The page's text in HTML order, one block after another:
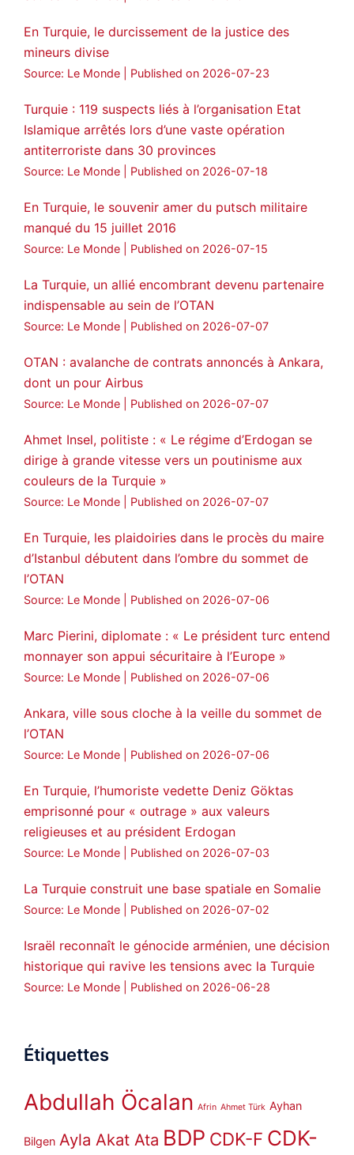
En Turquie, le durcissement de la justice des
mineurs divise
Source: Le Monde Published on 2026-07-23
Turquie : 119 suspects liés à l’organisation Etat
Islamique arrêtés lors d’une vaste opération
antiterroriste dans 30 provinces
Source: Le Monde Published on 2026-07-18
En Turquie, le souvenir amer du putsch militaire
manqué du 15 juillet 2016
Source: Le Monde Published on 2026-07-15
La Turquie, un allié encombrant devenu partenaire
indispensable au sein de l’OTAN
Source: Le Monde Published on 2026-07-07
OTAN : avalanche de contrats annoncés à Ankara,
dont un pour Airbus
Source: Le Monde Published on 2026-07-07
Ahmet Insel, politiste : « Le régime d’Erdogan se
dirige à grande vitesse vers un poutinisme aux
couleurs de la Turquie »
Source: Le Monde Published on 2026-07-07
En Turquie, les plaidoiries dans le procès du maire
d’Istanbul débutent dans l’ombre du sommet de
l’OTAN
Source: Le Monde Published on 2026-07-06
Marc Pierini, diplomate : « Le président turc entend
monnayer son appui sécuritaire à l’Europe »
Source: Le Monde Published on 2026-07-06
Ankara, ville sous cloche à la veille du sommet de
l’OTAN
Source: Le Monde Published on 2026-07-06
En Turquie, l’humoriste vedette Deniz Göktas
emprisonné pour « outrage » aux valeurs
religieuses et au président Erdogan
Source: Le Monde Published on 2026-07-03
La Turquie construit une base spatiale en Somalie
Source: Le Monde Published on 2026-07-02
Israël reconnaît le génocide arménien, une décision
historique qui ravive les tensions avec la Turquie
Source: Le Monde Published on 2026-06-28
Étiquettes
Abdullah Öcalan Afrin Ahmet Türk Ayhan
Bilgen Ayla Akat Ata BDP CDK-F CDK-